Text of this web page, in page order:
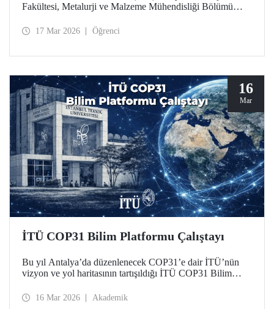
Fakültesi, Metalurji ve Malzeme Mühendisliği Bölümü
başvurduğu "Pan European Seal EPO Young
17 Mar 2026 Öğrenci
16
Mar
İTÜ COP31 Bilim Platformu Çalıştayı
Bu yıl Antalya’da düzenlenecek COP31’e dair İTÜ’nün
vizyon ve yol haritasının tartışıldığı İTÜ COP31 Bilim
Demirel Kültür Merkezimizde düzenlendi.
16 Mar 2026 Akademik